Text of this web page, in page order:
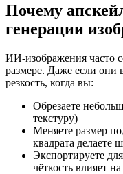
Почему
генерации
ИИ-изображения часто
размере. Даже если они
резкость, когда вы:
Обрезаете
текстуру)
Меняете размер
квадрата делаете
Экспортируете
чёткость влияет